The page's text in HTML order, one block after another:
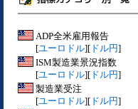
ADP全米雇用報告
[ユーロドル][ ドル円]
ISM製造業景況指数
[ユーロドル][ ドル円]
製造業受注
[ユーロドル][ ドル円]